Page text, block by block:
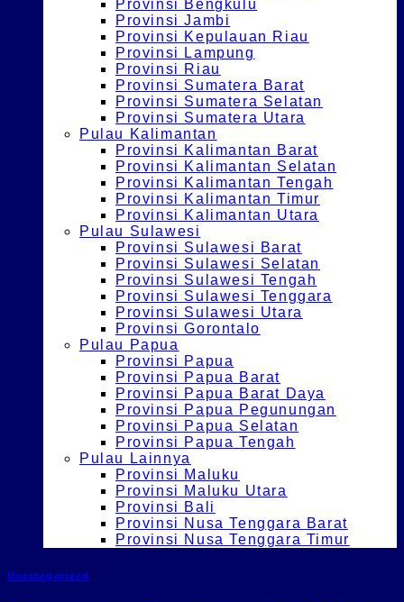
Provinsi Bengkulu
Provinsi Jambi
Provinsi Kepulauan Riau
Provinsi Lampung
Provinsi Riau
Provinsi Sumatera Barat
Provinsi Sumatera Selatan
Provinsi Sumatera Utara
Pulau Kalimantan
Provinsi Kalimantan Barat
Provinsi Kalimantan Selatan
Provinsi Kalimantan Tengah
Provinsi Kalimantan Timur
Provinsi Kalimantan Utara
Pulau Sulawesi
Provinsi Sulawesi Barat
Provinsi Sulawesi Selatan
Provinsi Sulawesi Tengah
Provinsi Sulawesi Tenggara
Provinsi Sulawesi Utara
Provinsi Gorontalo
Pulau Papua
Provinsi Papua
Provinsi Papua Barat
Provinsi Papua Barat Daya
Provinsi Papua Pegunungan
Provinsi Papua Selatan
Provinsi Papua Tengah
Pulau Lainnya
Provinsi Maluku
Provinsi Maluku Utara
Provinsi Bali
Provinsi Nusa Tenggara Barat
Provinsi Nusa Tenggara Timur
Uncategorized